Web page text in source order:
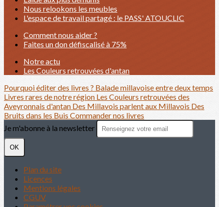
Nous relookons les meubles
L'espace de travail partagé : le PASS' ATOUCLIC
Comment nous aider ?
Faites un don défiscalisé à 75%
Notre actu
Les Couleurs retrouvées d'antan
Pourquoi éditer des livres ? Balade millavoise entre deux temps
Livres rares de notre région Les Couleurs retrouvées des
Aveyronnais d'antan Des Millavois parlent aux Millavois Des
Bruits dans les Buis Commander nos livres
Je m'abonne à la newsletter
OK
Plan du site
Licences
Mentions légales
CGUV